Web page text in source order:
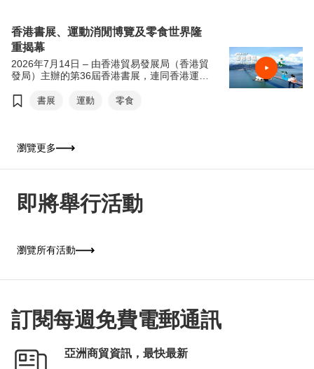
特別聯同本地藝術家 @messydesks 及過百位
中、小學生，攜手用畫筆記錄香港經濟面貌。
歡迎觀看宣傳短片，率先感受本屆書展的精彩
內容。
香港書展、運動消閒博覽及零食世界隆
重揭幕
2026年7月14日 – 由香港貿易發展局（香港貿
發局）主辦的第36屆香港書展，連同香港運動
日（星期三至星期二）於香港會議展覽中心舉
（7月15日）上午11時將舉行開幕典禮，由香
主禮嘉賓及致開幕辭，香港貿易發展局主席馬
今年書展以「從香港閱讀世界：文創傳承．旅
「揭開文學心度遊」為主題，以「本地眼」和
有多組互動裝置，按參觀者的性格及喜好推薦
跨越地域的文學之旅。
書展 運動 零食
瀏覽更多
即將舉行活動
瀏覽所有活動
訂閱每週免費電郵通訊
亞洲商貿資訊，最快最新